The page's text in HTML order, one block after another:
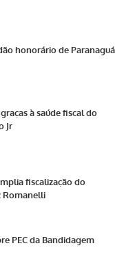
honorário de Paranaguá
à saúde fiscal do
Jr
fiscalização do
Romanelli
PEC da Bandidagem